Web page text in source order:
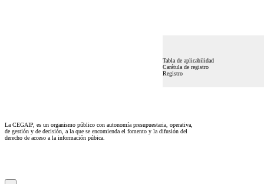
Tabla de aplicabilidad
Carátula de registro
Registro
La CEGAIP, es un organismo público con autonomía presupuestaria, operativa,
de gestión y de decisión, a la que se encomienda el fomento y la difusión del
derecho de acceso a la información púbica.